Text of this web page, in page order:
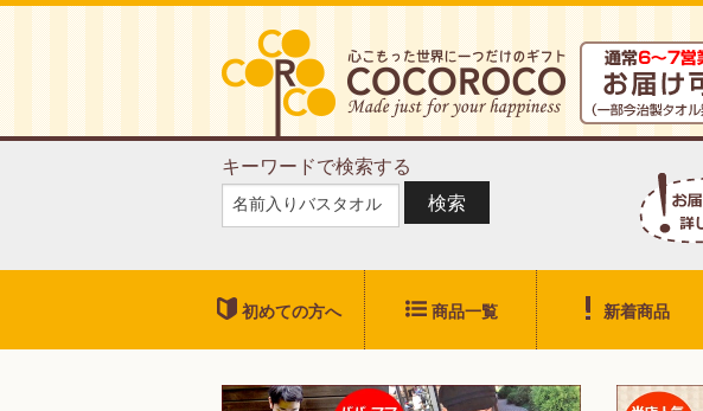
キーワードで検索する
検索
初めての方へ 商品一覧 新着商品